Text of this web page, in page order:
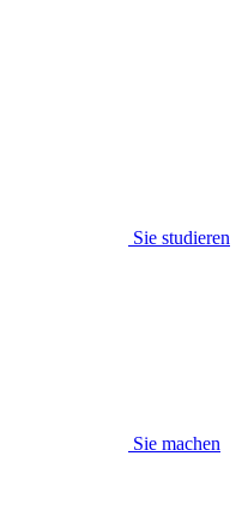
Sie studieren
Sie machen